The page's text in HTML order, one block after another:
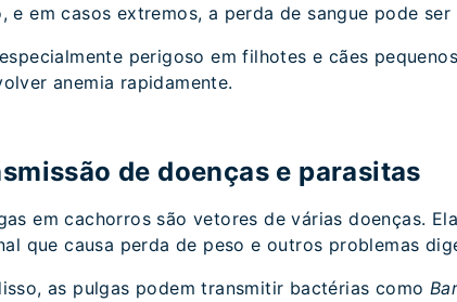
e em casos extremos, a perda de sangue pode
perigoso em filhotes e cães
anemia rapidamente.
de doenças e parasitas
em cachorros são vetores de várias doenças.
que causa perda de peso e outros problemas
as pulgas podem transmitir bactérias como